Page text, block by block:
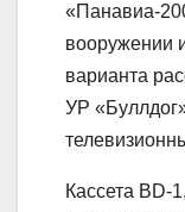
«Панавиа-
вооружении
варианта
УР
Кассета BD-